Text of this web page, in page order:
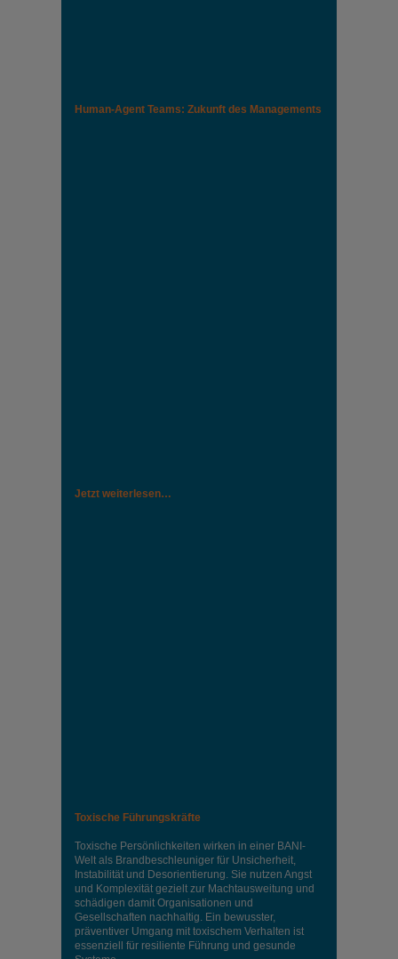
Human-Agent Teams: Zukunft des Managements
Jetzt weiterlesen…
Toxische Führungskräfte
Toxische Persönlichkeiten wirken in einer BANI-
Welt als Brandbeschleuniger für Unsicherheit,
Instabilität und Desorientierung. Sie nutzen Angst
und Komplexität gezielt zur Machtausweitung und
schädigen damit Organisationen und
Gesellschaften nachhaltig. Ein bewusster,
präventiver Umgang mit toxischem Verhalten ist
essenziell für resiliente Führung und gesunde